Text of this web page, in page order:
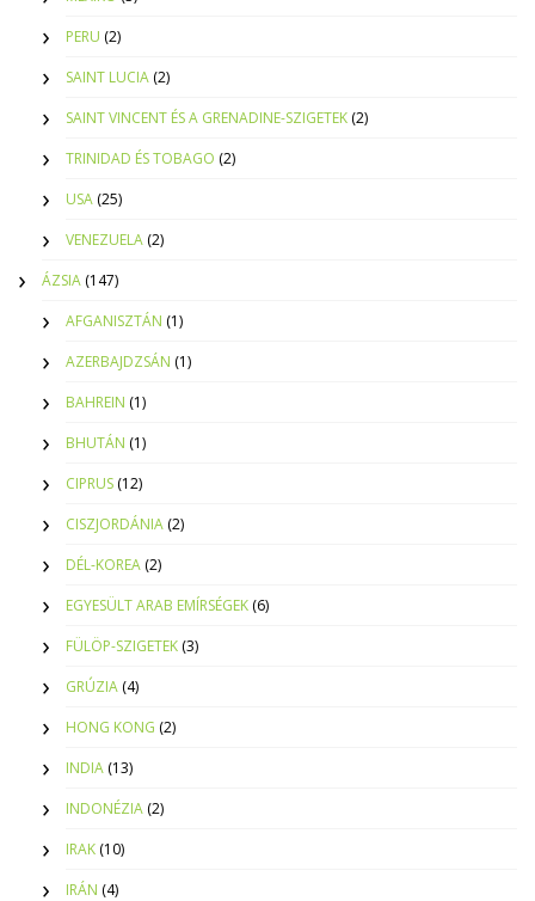
PERU (2)
SAINT LUCIA (2)
SAINT VINCENT ÉS A GRENADINE-SZIGETEK (2)
TRINIDAD ÉS TOBAGO (2)
USA (25)
VENEZUELA (2)
ÁZSIA (147)
AFGANISZTÁN (1)
AZERBAJDZSÁN (1)
BAHREIN (1)
BHUTÁN (1)
CIPRUS (12)
CISZJORDÁNIA (2)
DÉL-KOREA (2)
EGYESÜLT ARAB EMÍRSÉGEK (6)
FÜLÖP-SZIGETEK (3)
GRÚZIA (4)
HONG KONG (2)
INDIA (13)
INDONÉZIA (2)
IRAK (10)
IRÁN (4)